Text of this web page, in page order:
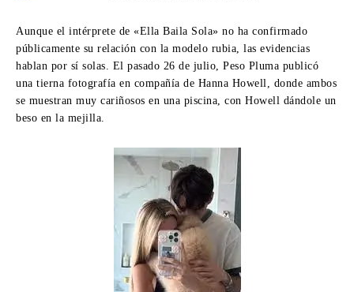
Aunque el intérprete de «Ella Baila Sola» no ha confirmado
públicamente su relación con la modelo rubia, las evidencias
hablan por sí solas. El pasado 26 de julio, Peso Pluma publicó
una tierna fotografía en compañía de Hanna Howell, donde ambos
se muestran muy cariñosos en una piscina, con Howell dándole un
beso en la mejilla.